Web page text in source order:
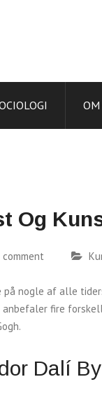
OM
Og
comment
nogle af alle
fire
Dalí